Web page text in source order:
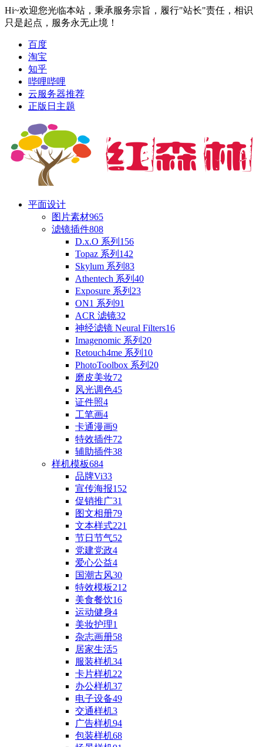
Hi~欢迎您光临本站，秉承服务宗旨，履行"站长"责任，相识
只是起点，服务永无止境！
百度
淘宝
知乎
哔哩哔哩
云服务器推荐
正版日主题
平面设计
图片素材965
滤镜插件808
D.x.O 系列 156
Topaz 系列 142
Skylum 系列 83
Athentech 系列 40
Exposure 系列 23
ON1 系列 91
ACR 滤镜32
神经滤镜 Neural Filters16
Imagenomic 系列 20
Retouch4me 系列 10
PhotoToolbox 系列 20
磨皮美妆72
风光调色45
证件照4
工笔画4
卡通漫画9
特效插件72
辅助插件38
样机模板684
品牌Vi33
宣传海报152
促销推广31
图文相册79
文本样式221
节日节气52
党建党政4
爱心公益4
国潮古风30
特效模板212
美食餐饮16
运动健身4
美妆护理1
杂志画册58
居家生活5
服装样机34
卡片样机22
办公样机37
电子设备49
交通样机3
广告样机94
包装样机68